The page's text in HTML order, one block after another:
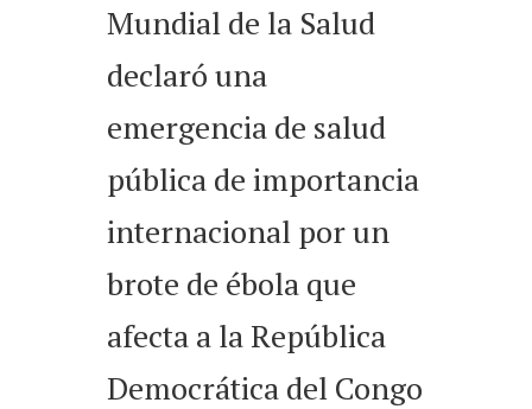
Mundial de la Salud
declaró una
emergencia de salud
pública de importancia
internacional por un
brote de ébola que
afecta a la República
Democrática del Congo